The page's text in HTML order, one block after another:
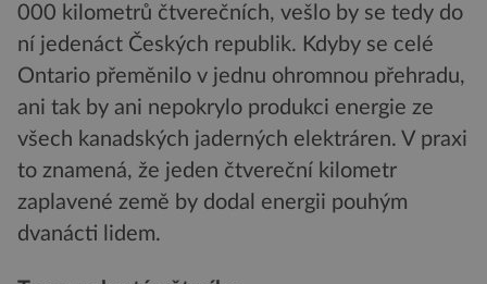
000 kilometrů čtverečních, vešlo by se tedy do
ní jedenáct Českých republik. Kdyby se celé
Ontario přeměnilo v jednu ohromnou přehradu,
ani tak by ani nepokrylo produkci energie ze
všech kanadských jaderných elektráren. V praxi
to znamená, že jeden čtvereční kilometr
zaplavené země by dodal energii pouhým
dvanácti lidem.